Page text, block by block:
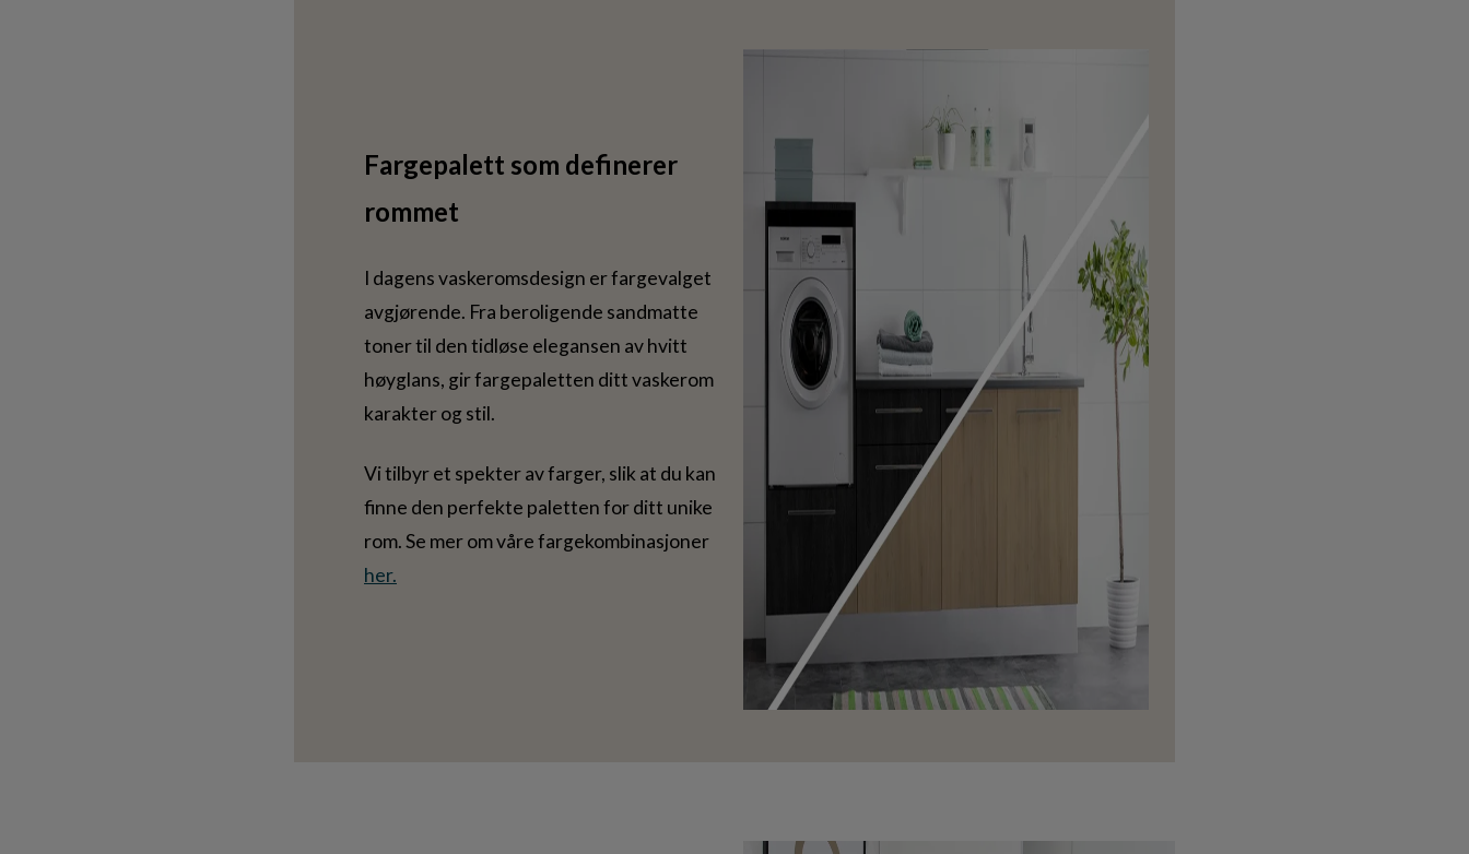
Fargepalett som definerer
rommet
I dagens vaskeromsdesign er fargevalget
avgjørende. Fra beroligende sandmatte
toner til den tidløse elegansen av hvitt
høyglans, gir fargepaletten ditt vaskerom
karakter og stil.
Vi tilbyr et spekter av farger, slik at du kan
finne den perfekte paletten for ditt unike
rom. Se mer om våre fargekombinasjoner
her.